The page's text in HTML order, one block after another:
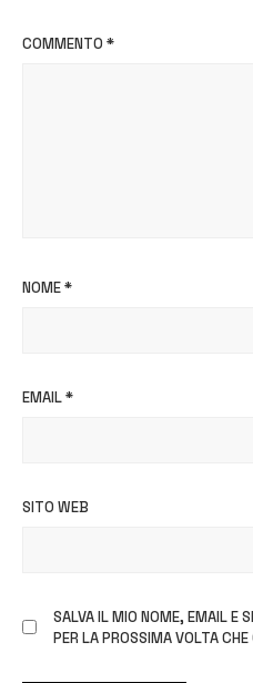
COMMENTO *
NOME*
EMAIL*
SITO WEB
SALVA IL MIO NOME, EMAIL E
PER LA PROSSIMA VOLTA